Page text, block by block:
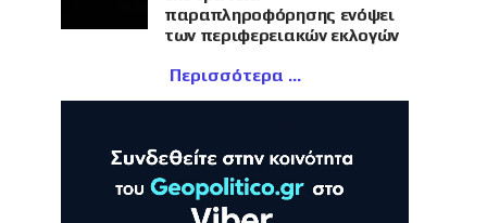
παραπληροφόρησης ενόψει
των περιφερειακών εκλογών
Περισσότερα